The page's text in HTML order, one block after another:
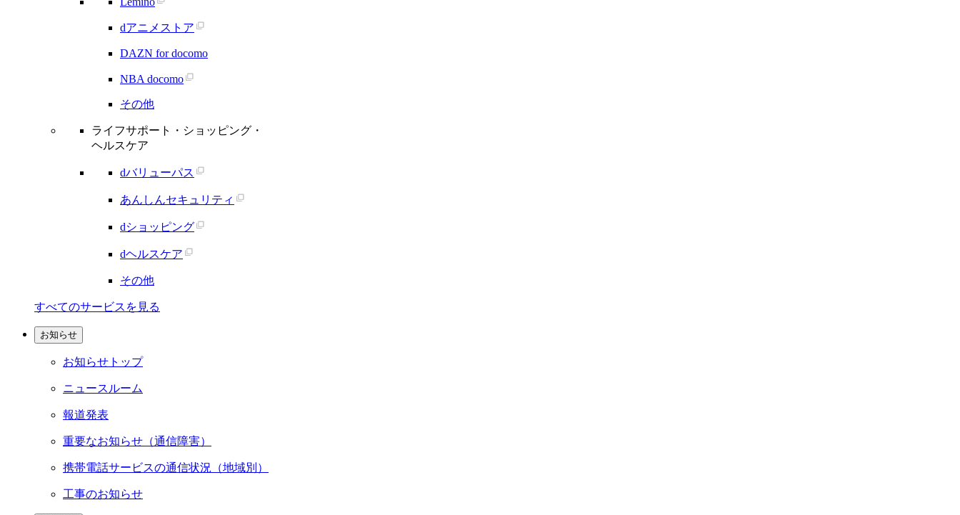
dアニメストア
DAZN for docomo
NBA docomo
その他
ライフサポート・ショッピング・
ヘルスケア
dバリューパス
あんしんセキュリティ
dショッピング
dヘルスケア
その他
すべてのサービスを見る
お知らせ
お知らせトップ
ニュースルーム
報道発表
重要なお知らせ（通信障害）
携帯電話サービスの通信状況（地域別）
工事のお知らせ